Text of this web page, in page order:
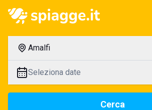
Amalfi
Seleziona date
Cerca